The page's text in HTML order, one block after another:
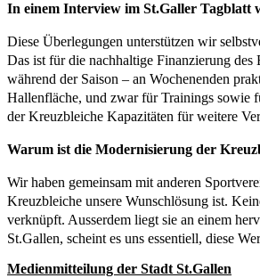
In einem Interview im St.Galler Tagblatt
Diese Überlegungen unterstützen wir
Das ist für die nachhaltige Finanzierung
während der Saison – an Wochenenden
Hallenfläche, und zwar für Trainings sowie
der Kreuzbleiche Kapazitäten für weitere
Warum ist die Modernisierung der
Wir haben gemeinsam mit anderen
Kreuzbleiche unsere Wunschlösung ist.
verknüpft. Ausserdem liegt sie an einem
St.Gallen, scheint es uns essentiell, diese
Medienmitteilung der Stadt St.Gallen